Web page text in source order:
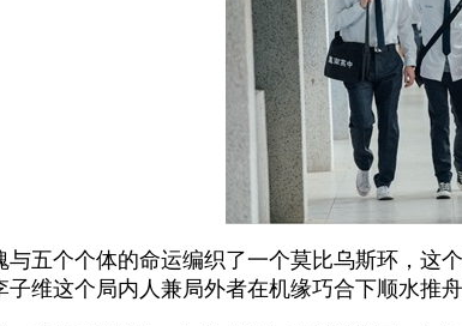
五个个体的命运编织了一个莫比乌斯环，这
维这个局内人兼局外者在机缘巧合下顺水推